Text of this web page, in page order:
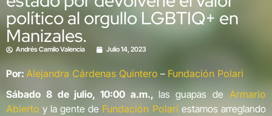
político al orgullo LGBTIQ+ en
Manizales.
Andrés Camilo Valencia Julio 14, 2023
Por: Alejandra Cárdenas Quintero – Fundación Polari
Sábado 8 de julio, 10:00 a.m., las guapas deArmario
Abierto y la gente de Fundación Polari estamos arreglando